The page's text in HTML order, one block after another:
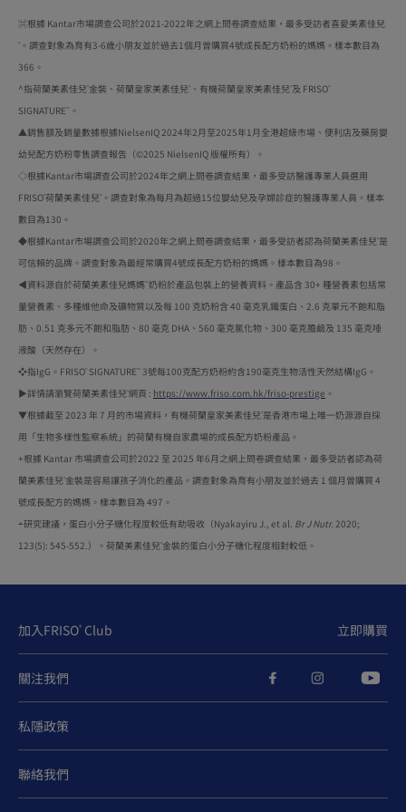
⌘根據 Kantar市場調查公司於2021-2022年之網上問卷調查結果，最多受訪者喜愛美素佳兒
® 。調查對象為育有3-6歲小朋友並於過去1個月曾購買4號成長配方奶粉的媽媽。樣本數目為
366。
^指荷蘭美素佳兒®金裝、荷蘭皇家美素佳兒® 、有機荷蘭皇家美素佳兒®及 FRISO®
SIGNATURE™ 。
▲銷售額及銷量數據根據NielsenIQ 2024年2月至2025年1月全港超級市場、便利店及藥房嬰
幼兒配方奶粉零售調查報告（©2025 NielsenIQ 版權所有）。
◇根據Kantar市場調查公司於2024年之網上問卷調查結果，最多受訪醫護專業人員選用
FRISO®荷蘭美素佳兒® 。調查對象為每月為超過15位嬰幼兒及孕婦診症的醫護專業人員。樣本
數目為130。
◆根據Kantar市場調查公司於2020年之網上問卷調查結果，最多受訪者認為荷蘭美素佳兒®是
可信賴的品牌。調查對象為最經常購買4號成長配方奶粉的媽媽。樣本數目為98。
◀資料源自於荷蘭美素佳兒媽媽™奶粉於產品包裝上的營養資料。產品含 30+ 種營養素包括常
量營養素、多種維他命及礦物質以及每 100 克奶粉含 40 毫克乳鐵蛋白、2.6 克單元不飽和脂
肪、0.51 克多元不飽和脂肪、80 毫克 DHA、560 毫克氯化物、300 毫克膽鹼及 135 毫克唾
液酸（天然存在）。​
❖指IgG。FRISO® SIGNATURE™ 3號每100克配方奶粉約含190毫克生物活性天然結構IgG。
▶詳情請瀏覽荷蘭美素佳兒®網頁 : https://www.friso.com.hk/friso-prestige 。
▼根據截至 2023 年 7 月的市場資料，有機荷蘭皇家美素佳兒®是香港市場上唯一奶源源自採
用「生物多樣性監察系統」的荷蘭有機自家農場的成長配方奶粉產品。​
+根據 Kantar 市場調查公司於2022 至 2025 年6月之網上問卷調查結果，最多受訪者認為荷
蘭美素佳兒®金裝是容易讓孩子消化的產品。調查對象為育有小朋友並於過去 1 個月曾購買 4
號成長配方的媽媽。樣本數目為 497。
﬩研究建議，蛋白小分子糖化程度較低有助吸收（Nyakayiru J., et al. Br J Nutr. 2020;
123(5): 545-552.）。荷蘭美素佳兒®金裝的蛋白小分子糖化程度相對較低。​
加入FRISO® Club 立即購買
關注我們
私隱政策
聯絡我們